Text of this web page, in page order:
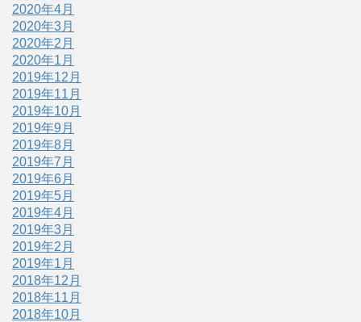
2020年4月
2020年3月
2020年2月
2020年1月
2019年12月
2019年11月
2019年10月
2019年9月
2019年8月
2019年7月
2019年6月
2019年5月
2019年4月
2019年3月
2019年2月
2019年1月
2018年12月
2018年11月
2018年10月